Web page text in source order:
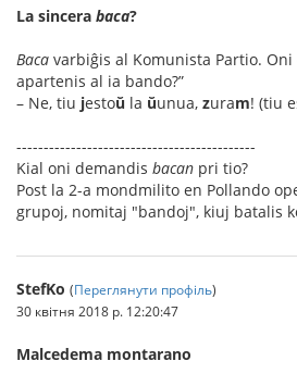
La sincera baca?
Baca varbiĝis al Komunista Partio. Oni
apartenis al ia bando?”
– Ne, tiu jestoŭ la ŭunua, zuram! (tiu
--------------------------------------------
Kial oni demandis bacan pri tio?
Post la 2-a mondmilito en Pollando
grupoj, nomitaj "bandoj", kiuj batalis
StefKo (Переглянути профіль)
30 квітня 2018 р. 12:20:47
Malcedema montarano